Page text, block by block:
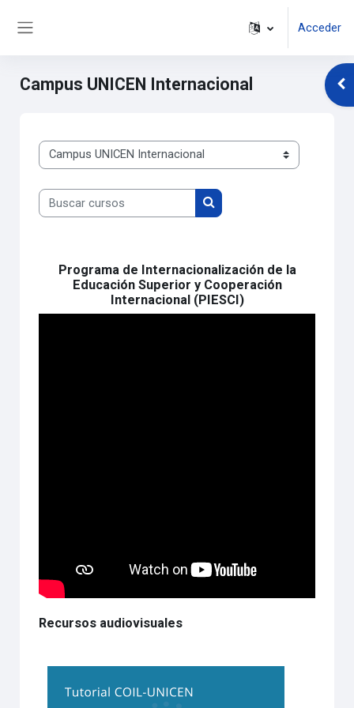
Acceder
Campus UNICEN Internacional
Categorías
Buscar cursos
Buscar cursos
Programa de Internacionalización de la
Educación Superior y Cooperación
Internacional (PIESCI)
Recursos audiovisuales